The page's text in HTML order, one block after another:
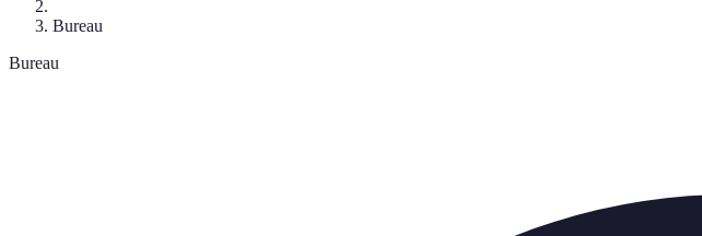
Bureau
Bureau